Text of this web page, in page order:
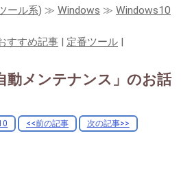
ール系) ≫ Windows ≫ Windows10
すすめ記事 | 定番ツール |
動メンテナンス」のお話
<<前の記事 次の記事>>